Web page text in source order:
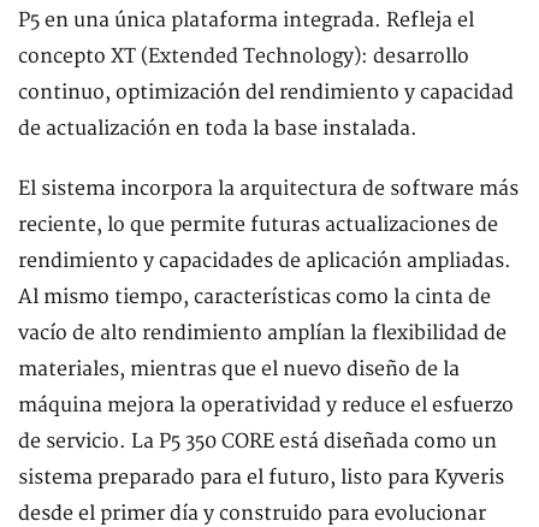
P5 en una única plataforma integrada. Refleja el
concepto XT (Extended Technology): desarrollo
continuo, optimización del rendimiento y capacidad
de actualización en toda la base instalada.
El sistema incorpora la arquitectura de software más
reciente, lo que permite futuras actualizaciones de
rendimiento y capacidades de aplicación ampliadas.
Al mismo tiempo, características como la cinta de
vacío de alto rendimiento amplían la flexibilidad de
materiales, mientras que el nuevo diseño de la
máquina mejora la operatividad y reduce el esfuerzo
de servicio. La P5 350 CORE está diseñada como un
sistema preparado para el futuro, listo para Kyveris
desde el primer día y construido para evolucionar